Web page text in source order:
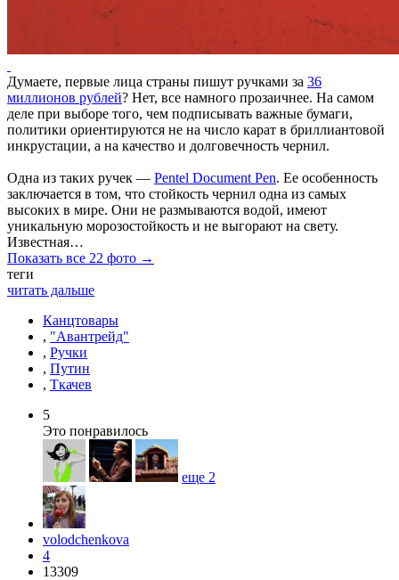
Думаете, первые лица страны пишут ручками за 36
миллионов рублей? Нет, все намного прозаичнее. На самом
деле при выборе того, чем подписывать важные бумаги,
политики ориентируются не на число карат в бриллиантовой
инкрустации, а на качество и долговечность чернил.
Одна из таких ручек — Pentel Document Pen. Ее особенность
заключается в том, что стойкость чернил одна из самых
высоких в мире. Они не размываются водой, имеют
уникальную морозостойкость и не выгорают на свету.
Известная…
Показать все 22 фото →
теги
читать дальше
Канцтовары
, "Авантрейд"
, Ручки
, Путин
, Ткачев
5
Это понравилось
еще 2
volodchenkova
4
13309